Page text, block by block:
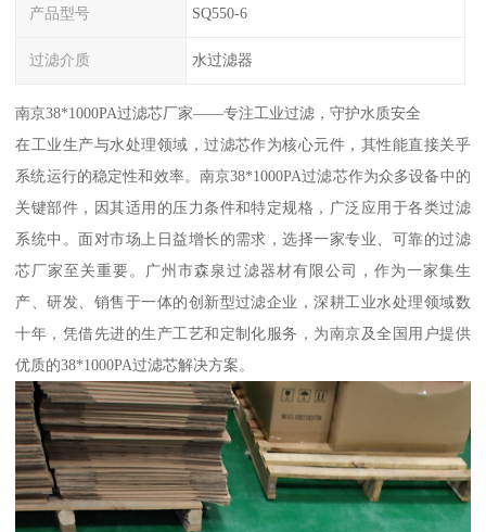
产品型号 SQ550-6
过滤介质 水过滤器
南京38*1000PA过滤芯厂家——专注工业过滤，守护水质安全
在工业生产与水处理领域，过滤芯作为核心元件，其性能直接关乎
系统运行的稳定性和效率。南京38*1000PA过滤芯作为众多设备中的
关键部件，因其适用的压力条件和特定规格，广泛应用于各类过滤
系统中。面对市场上日益增长的需求，选择一家专业、可靠的过滤
芯厂家至关重要。广州市森泉过滤器材有限公司，作为一家集生
产、研发、销售于一体的创新型过滤企业，深耕工业水处理领域数
十年，凭借先进的生产工艺和定制化服务，为南京及全国用户提供
优质的38*1000PA过滤芯解决方案。